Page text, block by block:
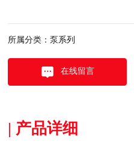
所属分类：泵系列
在线留言
| 产品详细